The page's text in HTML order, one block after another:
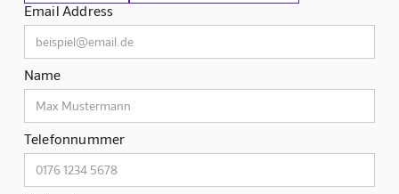
Email Address
Name
Telefonnummer